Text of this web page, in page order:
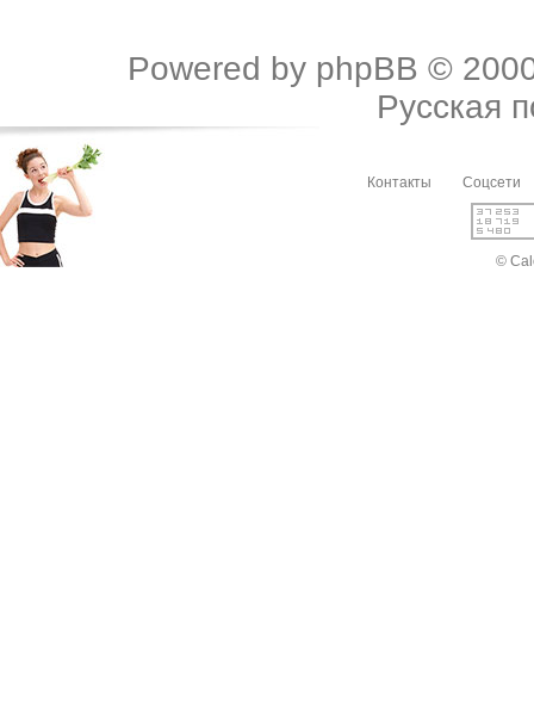
Powered by phpBB ©
Русская
Контакты Соцсети
©